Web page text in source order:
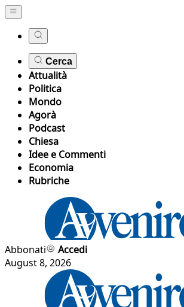
Cerca
Attualità
Politica
Mondo
Agorà
Podcast
Chiesa
Idee e Commenti
Economia
Rubriche
Abbonati
Accedi
August 8, 2026